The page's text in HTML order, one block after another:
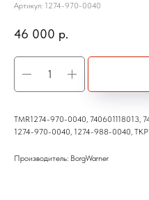
Артикул: 1274-970-0040
46 000 р.
TMR1274-970-0040, 740601118013,
1274-970-0040, 1274-988-0040,
Производитель: BorgWarner